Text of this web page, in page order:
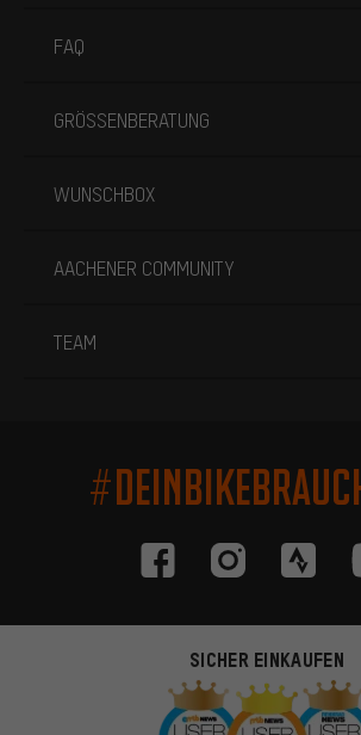
FAQ
GRÖSSENBERATUNG
WUNSCHBOX
AACHENER COMMUNITY
TEAM
SICHER EINKAUFEN